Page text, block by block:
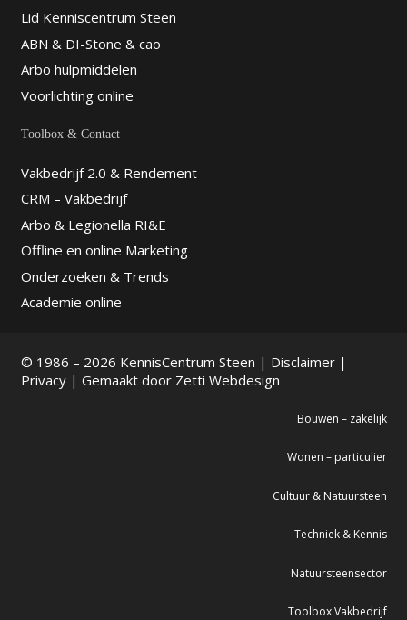
Lid Kenniscentrum Steen
ABN & DI-Stone & cao
Arbo hulpmiddelen
Voorlichting online
Toolbox & Contact
Vakbedrijf 2.0 & Rendement
CRM – Vakbedrijf
Arbo & Legionella RI&E
Offline en online Marketing
Onderzoeken & Trends
Academie online
© 1986 – 2026 KennisCentrum Steen | Disclaimer|
Privacy| Gemaakt door Zetti Webdesign
Bouwen – zakelijk
Wonen – particulier
Cultuur & Natuursteen
Techniek & Kennis
Natuursteensector
Toolbox Vakbedrijf